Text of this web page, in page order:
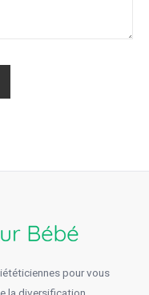
pour vous